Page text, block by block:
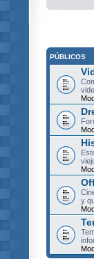
PÚBLICOS
y